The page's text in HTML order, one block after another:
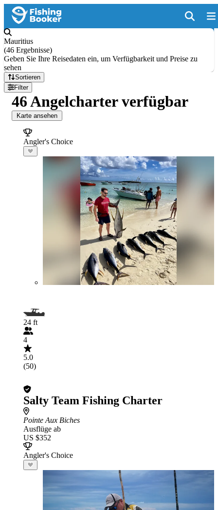
Mauritius
(46 Ergebnisse)
Geben Sie Ihre Reisedaten ein, um Verfügbarkeit und Preise zu
sehen
Sortieren
Filter
46 Angelcharter verfügbar
Karte ansehen
Angler's Choice
24 ft
4
5.0
(50)
Salty Team Fishing Charter
Pointe Aux Biches
Ausflüge ab
US $352
Angler's Choice